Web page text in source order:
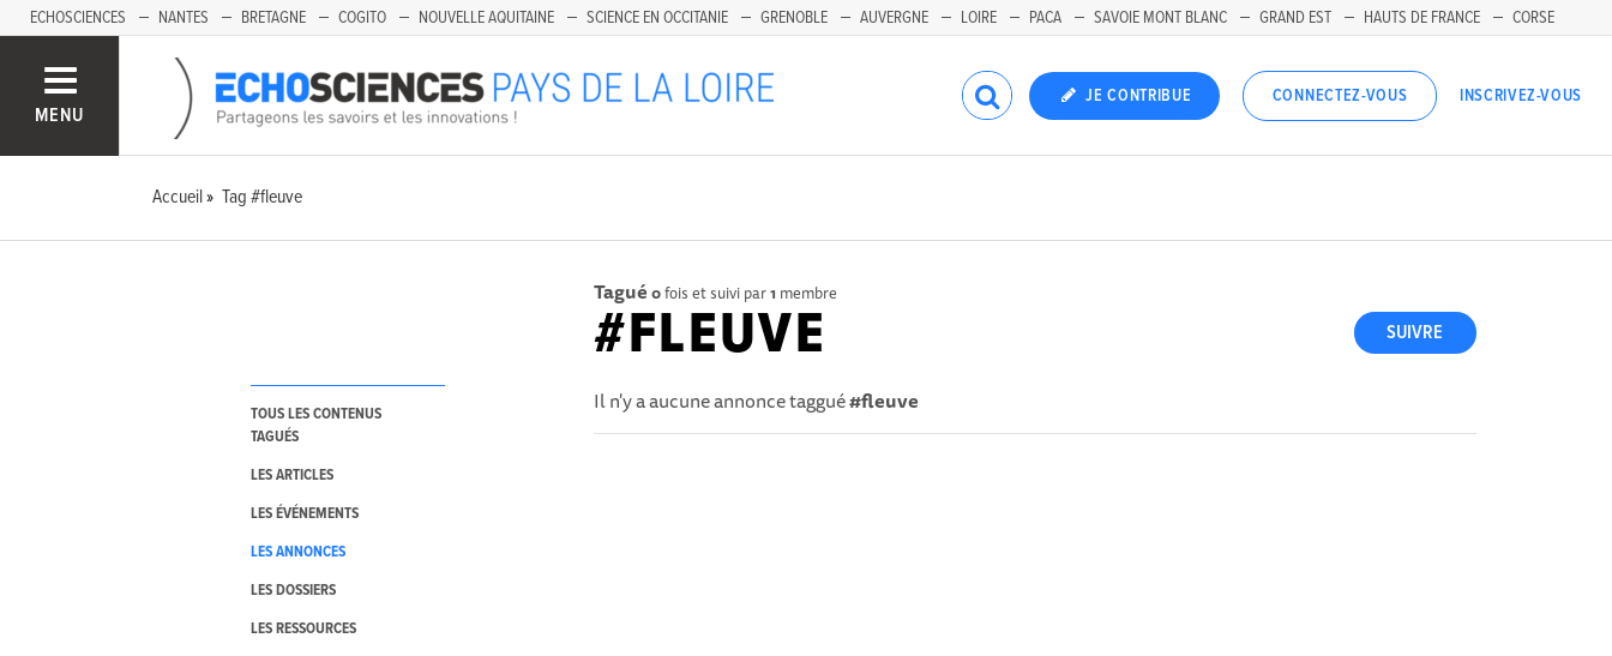
ECHOSCIENCES NANTES BRETAGNE COGITO NOUVELLE AQUITAINE SCIENCE EN OCCITANIE GRENOBLE AUVERGNE LOIRE PACA SAVOIE MONT BLANC GRAND EST HAUTS DE FRANCE CORSE
MENU
JE CONTRIBUE CONNECTEZ-VOUS INSCRIVEZ-VOUS
Accueil Tag #fleuve
TOUS LES CONTENUS
TAGUÉS
LES ARTICLES
LES ÉVÉNEMENTS
LES ANNONCES
LES DOSSIERS
LES RESSOURCES
Tagué 0fois et suivi par1 membre
SUIVRE
#FLEUVE
Il n'y a aucune annonce taggué#fleuve